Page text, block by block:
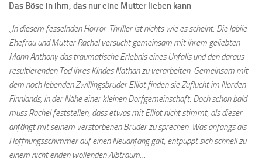
Das Böse in ihm, das nur eine Mutter lieben kann
„In diesem fesselnden Horror-Thriller ist nichts wie es scheint. Die labile
Ehefrau und Mutter Rachel versucht gemeinsam mit ihrem geliebten
Mann Anthony das traumatische Erlebnis eines Unfalls und den daraus
resultierenden Tod ihres Kindes Nathan zu verarbeiten. Gemeinsam mit
dem noch lebenden Zwillingsbruder Elliot finden sie Zuflucht im Norden
Finnlands, in der Nähe einer kleinen Dorfgemeinschaft. Doch schon bald
muss Rachel feststellen, dass etwas mit Elliot nicht stimmt, als dieser
anfängt mit seinem verstorbenen Bruder zu sprechen. Was anfangs als
Hoffnungsschimmer auf einen Neuanfang galt, entpuppt sich schnell zu
einem nicht enden wollenden Albtraum…